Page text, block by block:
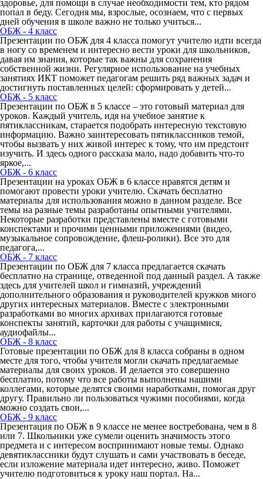
здоровье, для помощи в случае необходимости тем, кто рядом
попал в беду. Сегодня мы, взрослые, осознаем, что с первых
дней обучения в школе важно не только учиться...
ОБЖ - 4 класс
Презентации по ОБЖ для 4 класса помогут учителю идти всегда
в ногу со временем и интересно вести уроки для школьников,
давая им знания, которые так важны для сохранения
собственной жизни. Регулярное использование на учебных
занятиях ИКТ поможет педагогам решить ряд важных задач и
достигнуть поставленных целей: сформировать у детей...
ОБЖ - 5 класс
Презентации по ОБЖ в 5 классе – это готовый материал для
уроков. Каждый учитель, идя на учебное занятие к
пятиклассникам, старается подобрать интересную текстовую
информацию. Важно заинтересовать пятиклассников темой,
чтобы вызвать у них живой интерес к тому, что им предстоит
изучить. И здесь одного рассказа мало, надо добавить что-то
яркое,...
ОБЖ - 6 класс
Презентации на уроках ОБЖ в 6 классе нравятся детям и
помогают провести уроки учителю. Скачать бесплатно
материалы для использования можно в данном разделе. Все
темы на разные темы разработаны опытными учителями.
Некоторые разработки представлены вместе с готовыми
конспектами и прочими ценными приложениями (видео,
музыкальное сопровождение, флеш-ролики). Все это для
педагога,...
ОБЖ - 7 класс
Презентации по ОБЖ для 7 класса предлагается скачать
бесплатно на странице, отведенной под данный раздел. А также
здесь для учителей школ и гимназий, учреждений
дополнительного образования и руководителей кружков много
других интересных материалов. Вместе с электронными
разработками во многих архивах прилагаются готовые
конспекты занятий, карточки для работы с учащимися,
аудиофайлы...
ОБЖ - 8 класс
Готовые презентации по ОБЖ для 8 класса собраны в одном
месте для того, чтобы учителя могли скачать предлагаемые
материалы для своих уроков. И делается это совершенно
бесплатно, потому что все работы выполнены нашими
коллегами, которые делятся своими наработками, помогая друг
другу. Правильно ли пользоваться чужими пособиями, когда
можно создать свои,...
ОБЖ - 9 класс
Презентация по ОБЖ в 9 классе не менее востребована, чем в 8
или 7. Школьники уже сумели оценить значимость этого
предмета и с интересом воспринимают новые темы. Однако
девятиклассники будут слушать и сами участвовать в беседе,
если изложение материала идет интересно, живо. Поможет
учителю подготовиться к уроку наш портал. На...